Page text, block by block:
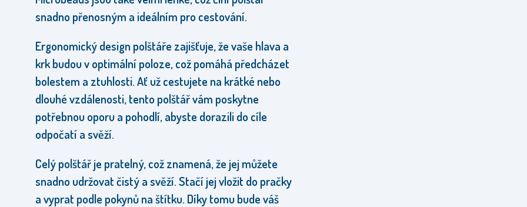
snadno přenosným a ideálním pro cestování.
Ergonomický design polštáře zajišťuje, že vaše hlava a
krk budou v optimální poloze, což pomáhá předcházet
bolestem a ztuhlosti. Ať už cestujete na krátké nebo
dlouhé vzdálenosti, tento polštář vám poskytne
potřebnou oporu a pohodlí, abyste dorazili do cíle
odpočatí a svěží.
Celý polštář je pratelný, což znamená, že jej můžete
snadno udržovat čistý a svěží. Stačí jej vložit do pračky
a vyprat podle pokynů na štítku. Díky tomu bude váš